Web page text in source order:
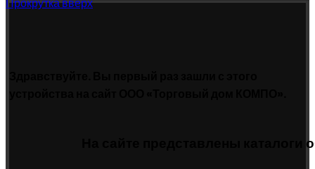
Прокрутка вверх
На сайте представлены каталоги